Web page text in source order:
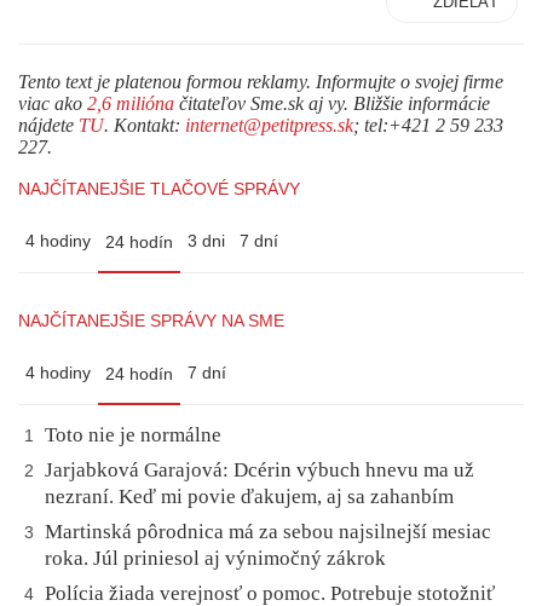
Tento text je platenou formou reklamy. Informujte o svojej firme
viac ako 2,6 milióna čitateľov Sme.sk aj vy. Bližšie informácie
nájdete TU. Kontakt: internet@petitpress.sk; tel:+421 2 59 233
227.
NAJČÍTANEJŠIE TLAČOVÉ SPRÁVY
4 hodiny 24 hodín 3 dni 7 dní
NAJČÍTANEJŠIE SPRÁVY NA SME
4 hodiny 24 hodín 7 dní
1 Toto nie je normálne
2
Jarjabková Garajová: Dcérin výbuch hnevu ma už
nezraní. Keď mi povie ďakujem, aj sa zahanbím
3
Martinská pôrodnica má za sebou najsilnejší mesiac
roka. Júl priniesol aj výnimočný zákrok
4 Polícia žiada verejnosť o pomoc. Potrebuje stotožniť